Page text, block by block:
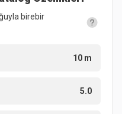
birebir
10 m
5.0